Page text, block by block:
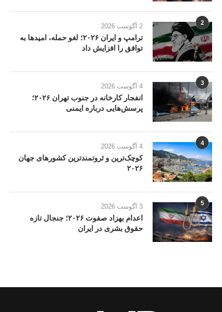
2 2 آگوست 2026
ترامپ و ایران ۲۰۲۶؛ لغو حمله، امیدها به
توافق را افزایش داد
3 4 آگوست 2026
انفجار کارخانه در جنوب تهران ۲۰۲۶؛
پرسش‌هایی درباره ایمنی
4 4 آگوست 2026
کوچک‌ترین و ثروتمندترین کشورهای جهان
۲۰۲۶
5 3 آگوست 2026
اعدام بهزاد صفوت ۲۰۲۶؛ جنجال تازه
حقوق بشری در ایران